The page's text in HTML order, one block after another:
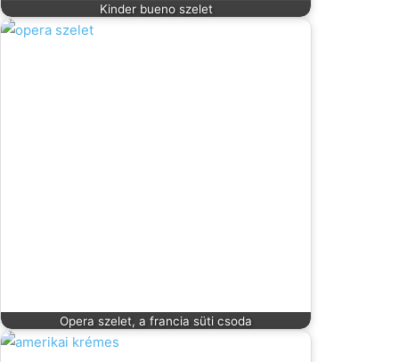
Kinder bueno szelet
Opera szelet, a francia süti csoda